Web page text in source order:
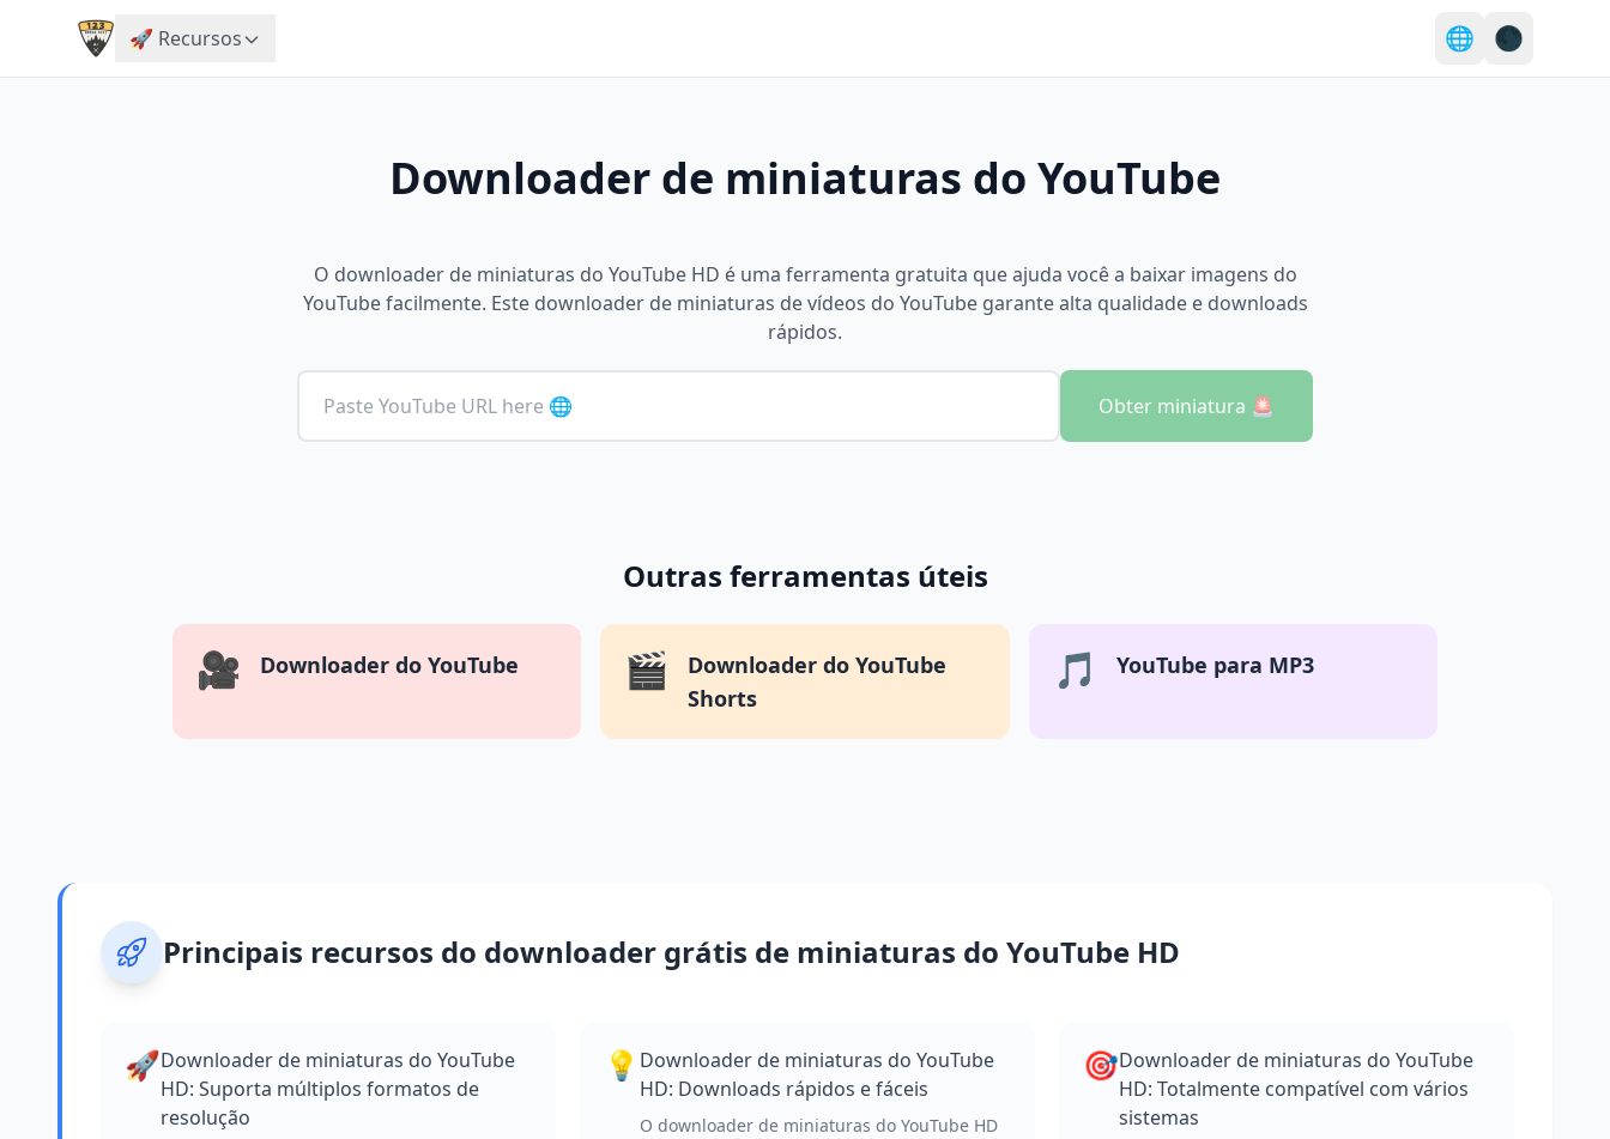
🚀 Recursos 🌐 🌑
Downloader de miniaturas do YouTube
O downloader de miniaturas do YouTube HD é uma ferramenta gratuita que ajuda você a baixar imagens do
YouTube facilmente. Este downloader de miniaturas de vídeos do YouTube garante alta qualidade e downloads
rápidos.
Obter miniatura 🚨
Outras ferramentas úteis
🎥 Downloader do YouTube 🎬
Downloader do YouTube
Shorts
🎵 YouTube para MP3
Principais recursos do downloader grátis de miniaturas do YouTube HD
🚀Downloader de miniaturas do YouTube
HD: Suporta múltiplos formatos de
resolução
💡 Downloader de miniaturas do YouTube
HD: Downloads rápidos e fáceis
O downloader de miniaturas do YouTube HD
🎯Downloader de miniaturas do YouTube
HD: Totalmente compatível com vários
sistemas